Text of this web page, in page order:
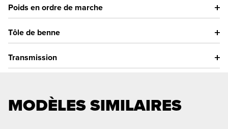
Poids en ordre de marche
Tôle de benne
Transmission
MODÈLES SIMILAIRES